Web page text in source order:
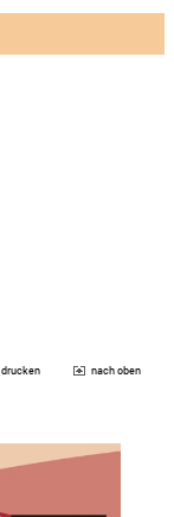
drucken nach oben